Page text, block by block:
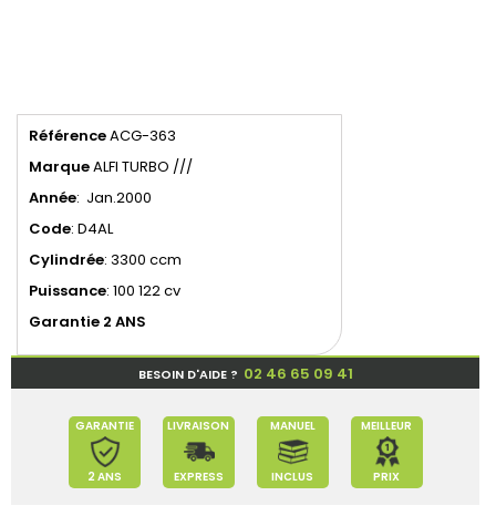
RéférenceACG-363
MarqueALFI TURBO ///
Année: Jan.2000
Code: D4AL
Cylindrée: 3300 ccm
Puissance: 100 122 cv
Garantie 2 ANS
BESOIN D'AIDE ? 02 46 65 09 41
GARANTIE
2 ANS
LIVRAISON
EXPRESS
MANUEL
INCLUS
MEILLEUR
PRIX